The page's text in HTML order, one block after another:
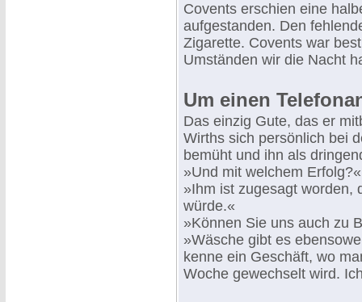
Covents erschien eine
aufgestanden. Den
Zigarette. Covents war
Umständen wir die Nacht
Um einen
Das einzig Gute, das er
Wirths sich persönlich bei
bemüht und ihn als
»Und mit welchem
»Ihm ist zugesagt worden,
würde.«
»Können Sie uns auch zu
»Wäsche gibt es
kenne ein Geschäft, wo
Woche gewechselt wird.